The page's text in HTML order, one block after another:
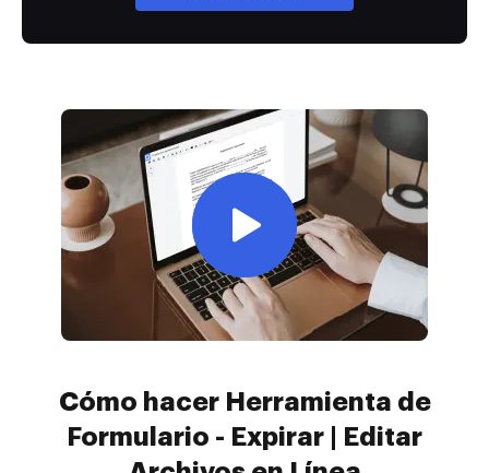
Cómo hacer Herramienta de
Formulario - Expirar | Editar